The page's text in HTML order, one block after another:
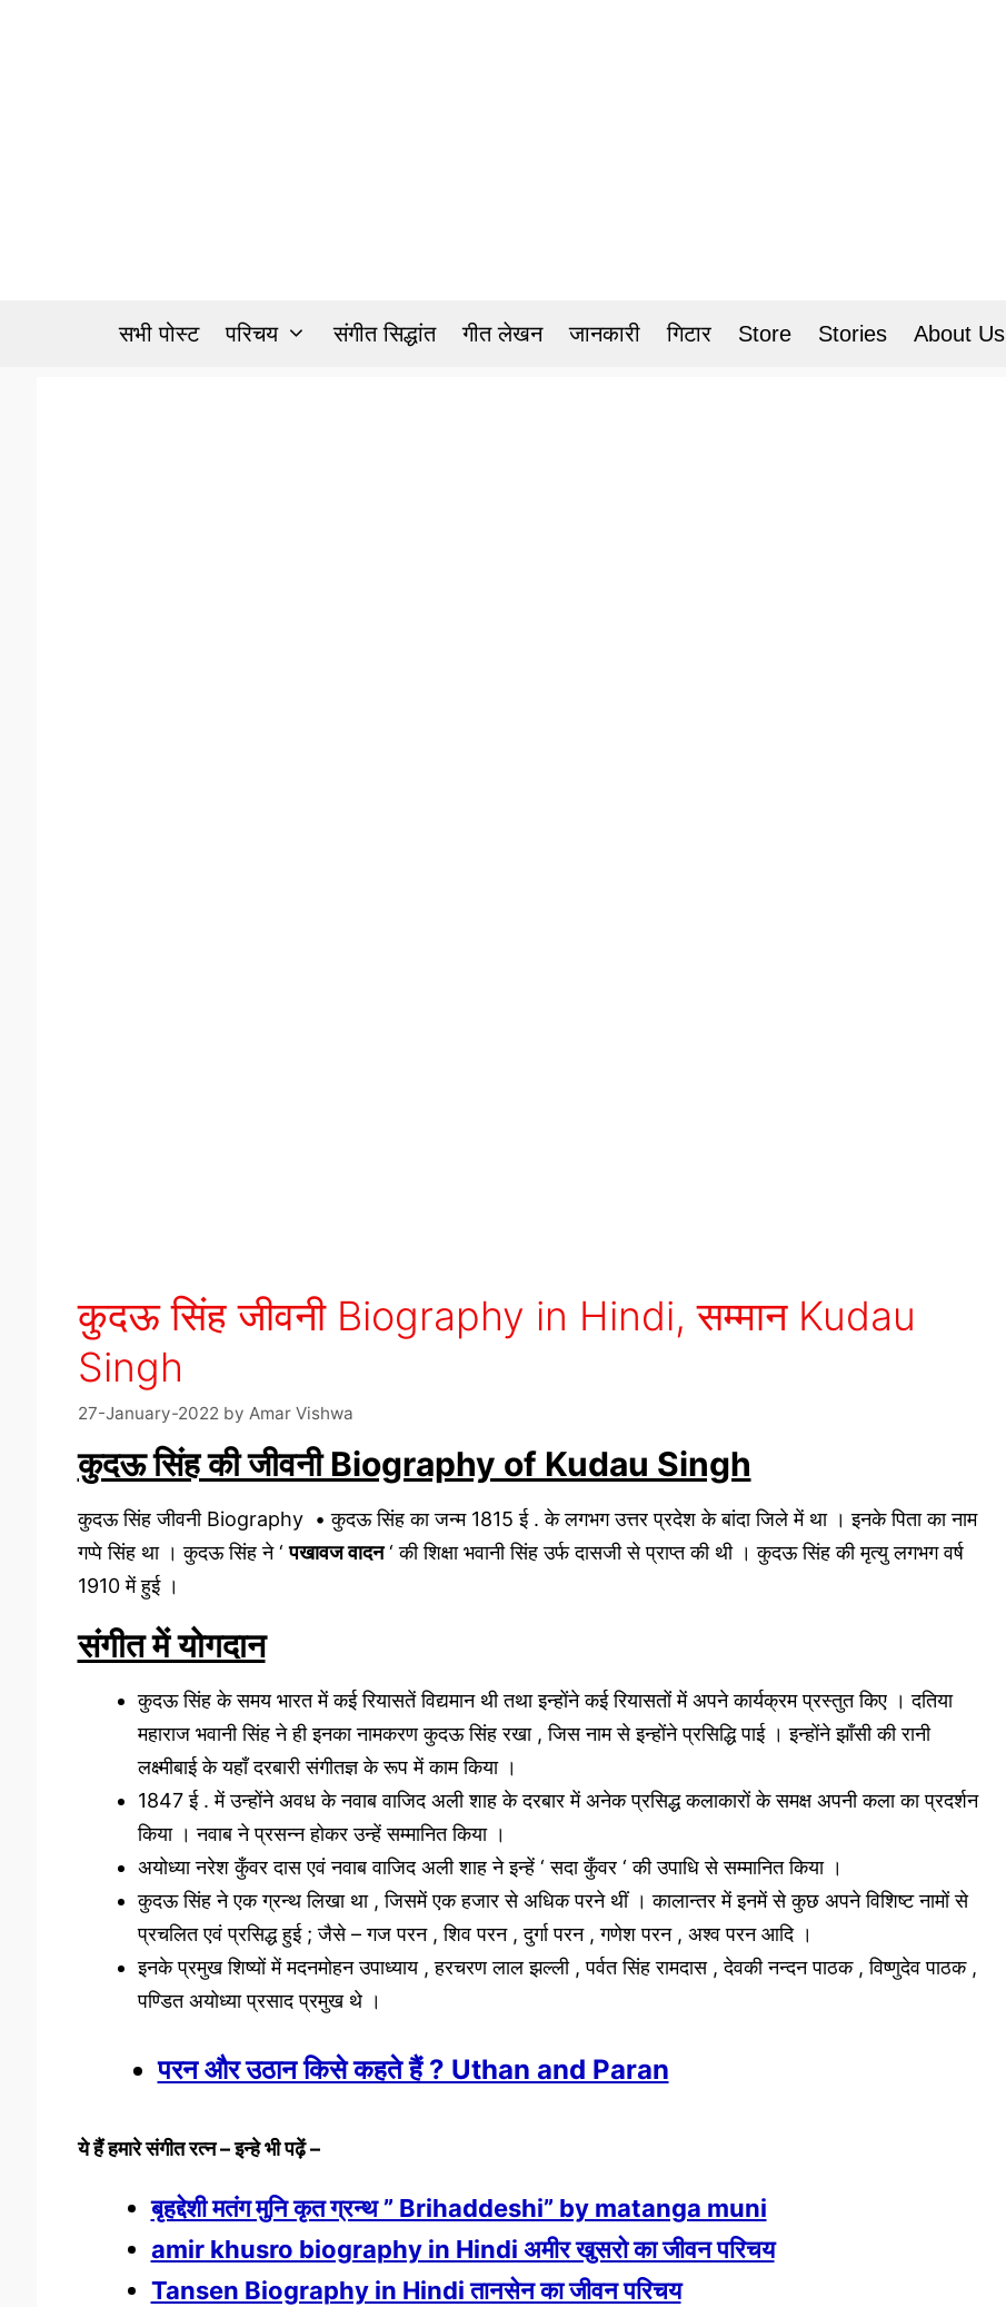
सभी पोस्ट परिचय संगीत सिद्धांत गीत लेखन जानकारी गिटार Store Stories About Us
कुदऊ सिंह जीवनी Biography in Hindi, सम्मान Kudau
Singh
27-January-2022 by Amar Vishwa
कुदऊ सिंह की जीवनी Biography of Kudau Singh
कुदऊ सिंह जीवनी Biography • कुदऊ सिंह का जन्म 1815 ई . के लगभग उत्तर प्रदेश के बांदा जिले में था । इनके पिता का नाम
गप्पे सिंह था । कुदऊ सिंह ने ‘पखावज वादन‘ की शिक्षा भवानी सिंह उर्फ दासजी से प्राप्त की थी । कुदऊ सिंह की मृत्यु लगभग वर्ष
1910 में हुई ।
संगीत में योगदान
कुदऊ सिंह के समय भारत में कई रियासतें विद्यमान थी तथा इन्होंने कई रियासतों में अपने कार्यक्रम प्रस्तुत किए । दतिया
महाराज भवानी सिंह ने ही इनका नामकरण कुदऊ सिंह रखा , जिस नाम से इन्होंने प्रसिद्धि पाई । इन्होंने झाँसी की रानी
लक्ष्मीबाई के यहाँ दरबारी संगीतज्ञ के रूप में काम किया ।
1847 ई . में उन्होंने अवध के नवाब वाजिद अली शाह के दरबार में अनेक प्रसिद्ध कलाकारों के समक्ष अपनी कला का प्रदर्शन
किया । नवाब ने प्रसन्न होकर उन्हें सम्मानित किया ।
अयोध्या नरेश कुँवर दास एवं नवाब वाजिद अली शाह ने इन्हें ‘ सदा कुँवर ‘ की उपाधि से सम्मानित किया ।
कुदऊ सिंह ने एक ग्रन्थ लिखा था , जिसमें एक हजार से अधिक परने थीं । कालान्तर में इनमें से कुछ अपने विशिष्ट नामों से
प्रचलित एवं प्रसिद्ध हुई ; जैसे – गज परन , शिव परन , दुर्गा परन , गणेश परन , अश्व परन आदि ।
इनके प्रमुख शिष्यों में मदनमोहन उपाध्याय , हरचरण लाल झल्ली , पर्वत सिंह रामदास , देवकी नन्दन पाठक , विष्णुदेव पाठक ,
पण्डित अयोध्या प्रसाद प्रमुख थे ।
परन और उठान किसे कहते हैं ? Uthan and Paran
ये हैं हमारे संगीत रत्न – इन्हे भी पढ़ें –
बृहद्देशी मतंग मुनि कृत ग्रन्थ ” Brihaddeshi” by matanga muni
amir khusro biography in Hindi अमीर खुसरो का जीवन परिचय
Tansen Biography in Hindi तानसेन का जीवन परिचय